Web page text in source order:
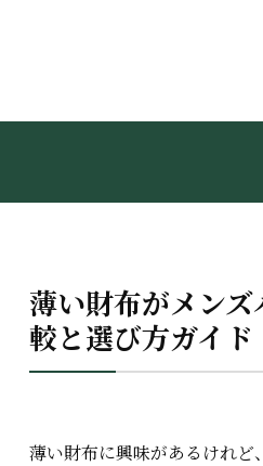
薄い財布がメン
較と選び方ガイド
薄い財布に興味があるけれ